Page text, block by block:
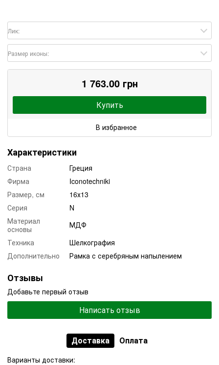
Лик:
Размер иконы:
1 763.00 грн
Купить
В избранное
Характеристики
Страна
Греция
Фирма
Iconotechniki
Размер, см
16х13
Серия
N
Материал
основы
МДФ
Техника
Шелкография
Дополнительно
Рамка с серебряным напылением
Отзывы
Добавьте первый отзыв
Написать отзыв
Доставка Оплата
Варианты доставки: